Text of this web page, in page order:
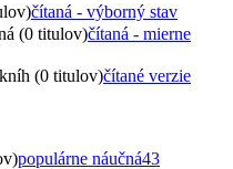
čítaná - výborný stav
(0 titulov)čítaná - mierne
(0 titulov)čítané verzie
populárne náučná43